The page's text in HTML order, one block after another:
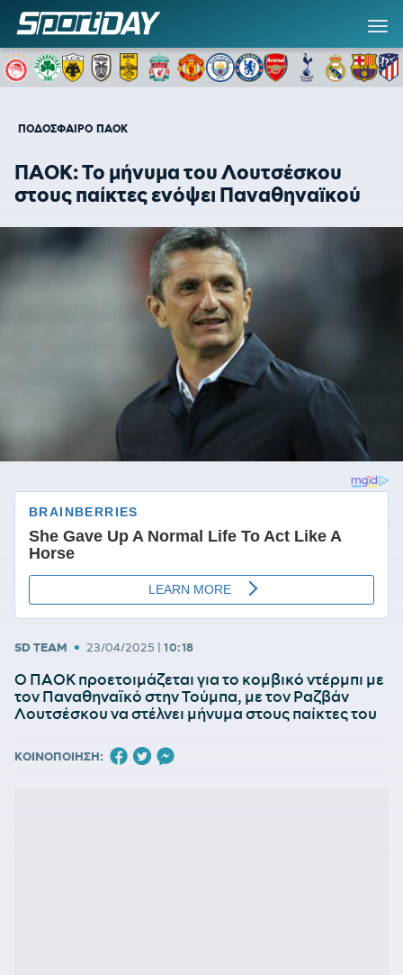
ΠΟΔΟΣΦΑΙΡΟ ΠΑΟΚ
ΠΑΟΚ: Το μήνυμα του Λουτσέσκου
στους παίκτες ενόψει Παναθηναϊκού
SD TEAM • 23/04/2025 | 10:18
Ο ΠΑΟΚ προετοιμάζεται για το κομβικό ντέρμπι με
τον Παναθηναϊκό στην Τούμπα, με τον Ραζβάν
Λουτσέσκου να στέλνει μήνυμα στους παίκτες του
ΚΟΙΝΟΠΟΙΗΣΗ: